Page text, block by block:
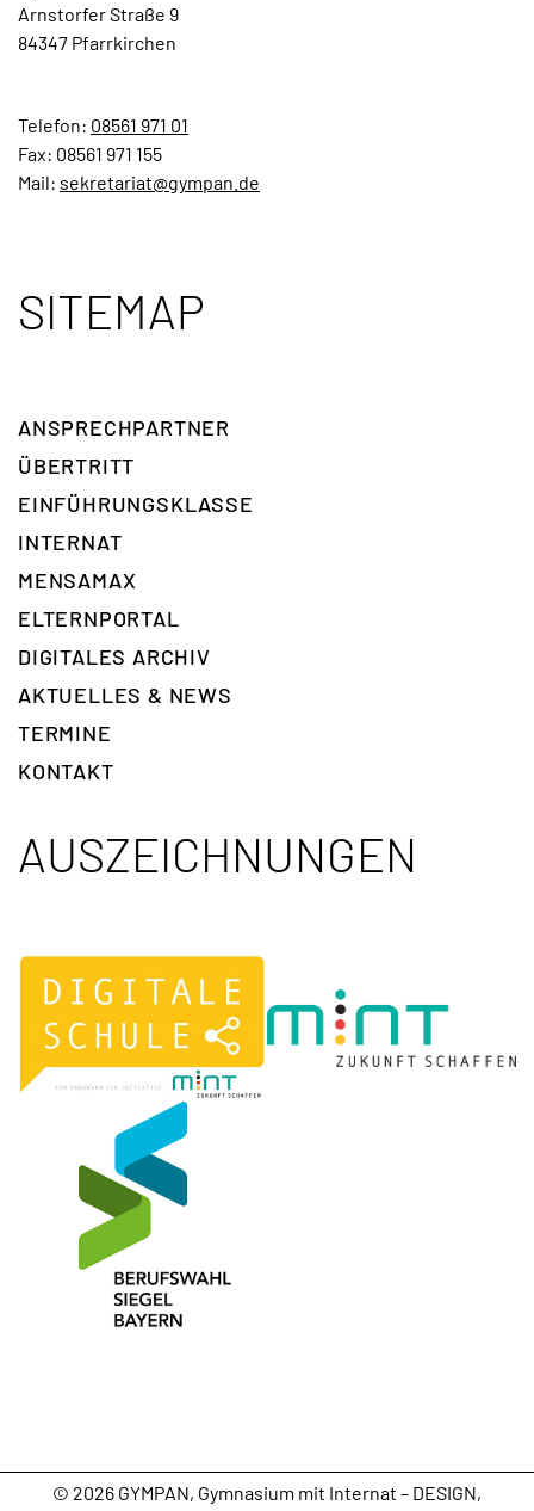
ÜBERTRITT
TV -
Arnstorfer Straße 9
84347 Pfarrkirchen
Telefon: 08561 971 01
Fax: 08561 971 155
Mail: sekretariat@gympan.de
SITEMAP
ANSPRECH­PARTNER
ÜBERTRITT
EINFÜHRUNGSKLASSE
INTERNAT
MENSAMAX
ELTERNPORTAL
DIGITALES ARCHIV
AKTUELLES & NEWS
TERMINE
KONTAKT
AUSZEICHNUNGEN
© 2026 GYMPAN, Gymnasium mit Internat – DESIGN,